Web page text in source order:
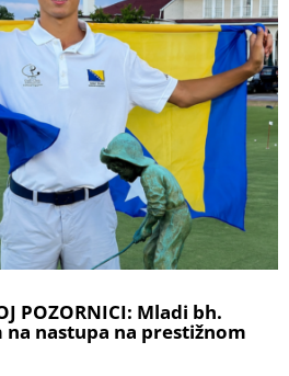
POZORNICI: Mladi bh.
nastupa na prestižnom